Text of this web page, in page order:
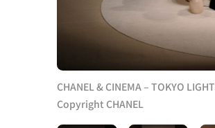
Copyright CHANEL
CHANEL & CINEMA – TOKYO